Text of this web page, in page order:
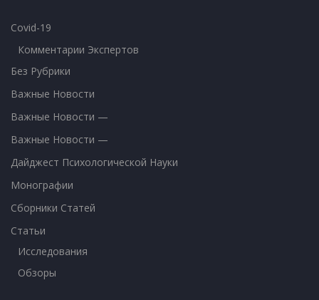
Covid-19
Комментарии Экспертов
Без Рубрики
Важные Новости
Важные Новости —
Важные Новости —
Дайджест Психологической Науки
Монографии
Сборники Статей
Статьи
Исследования
Обзоры